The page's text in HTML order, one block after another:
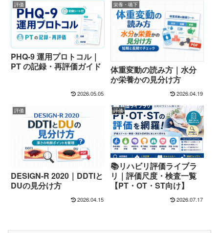
評価
PHQ-9 運用プロトコル｜
PT の記録・再評価ガイド
2026.05.05
栄養・嚥下
体重変動の読み方｜水分
か栄養かの見分け方
2026.04.19
評価
DESIGN-R 2020｜DDTIと
DUの見分け方
2026.04.15
評価
📚リハビリ評価ライブラ
リ｜評価尺度・検査一覧
【PT・OT・ST向け】
2026.07.17